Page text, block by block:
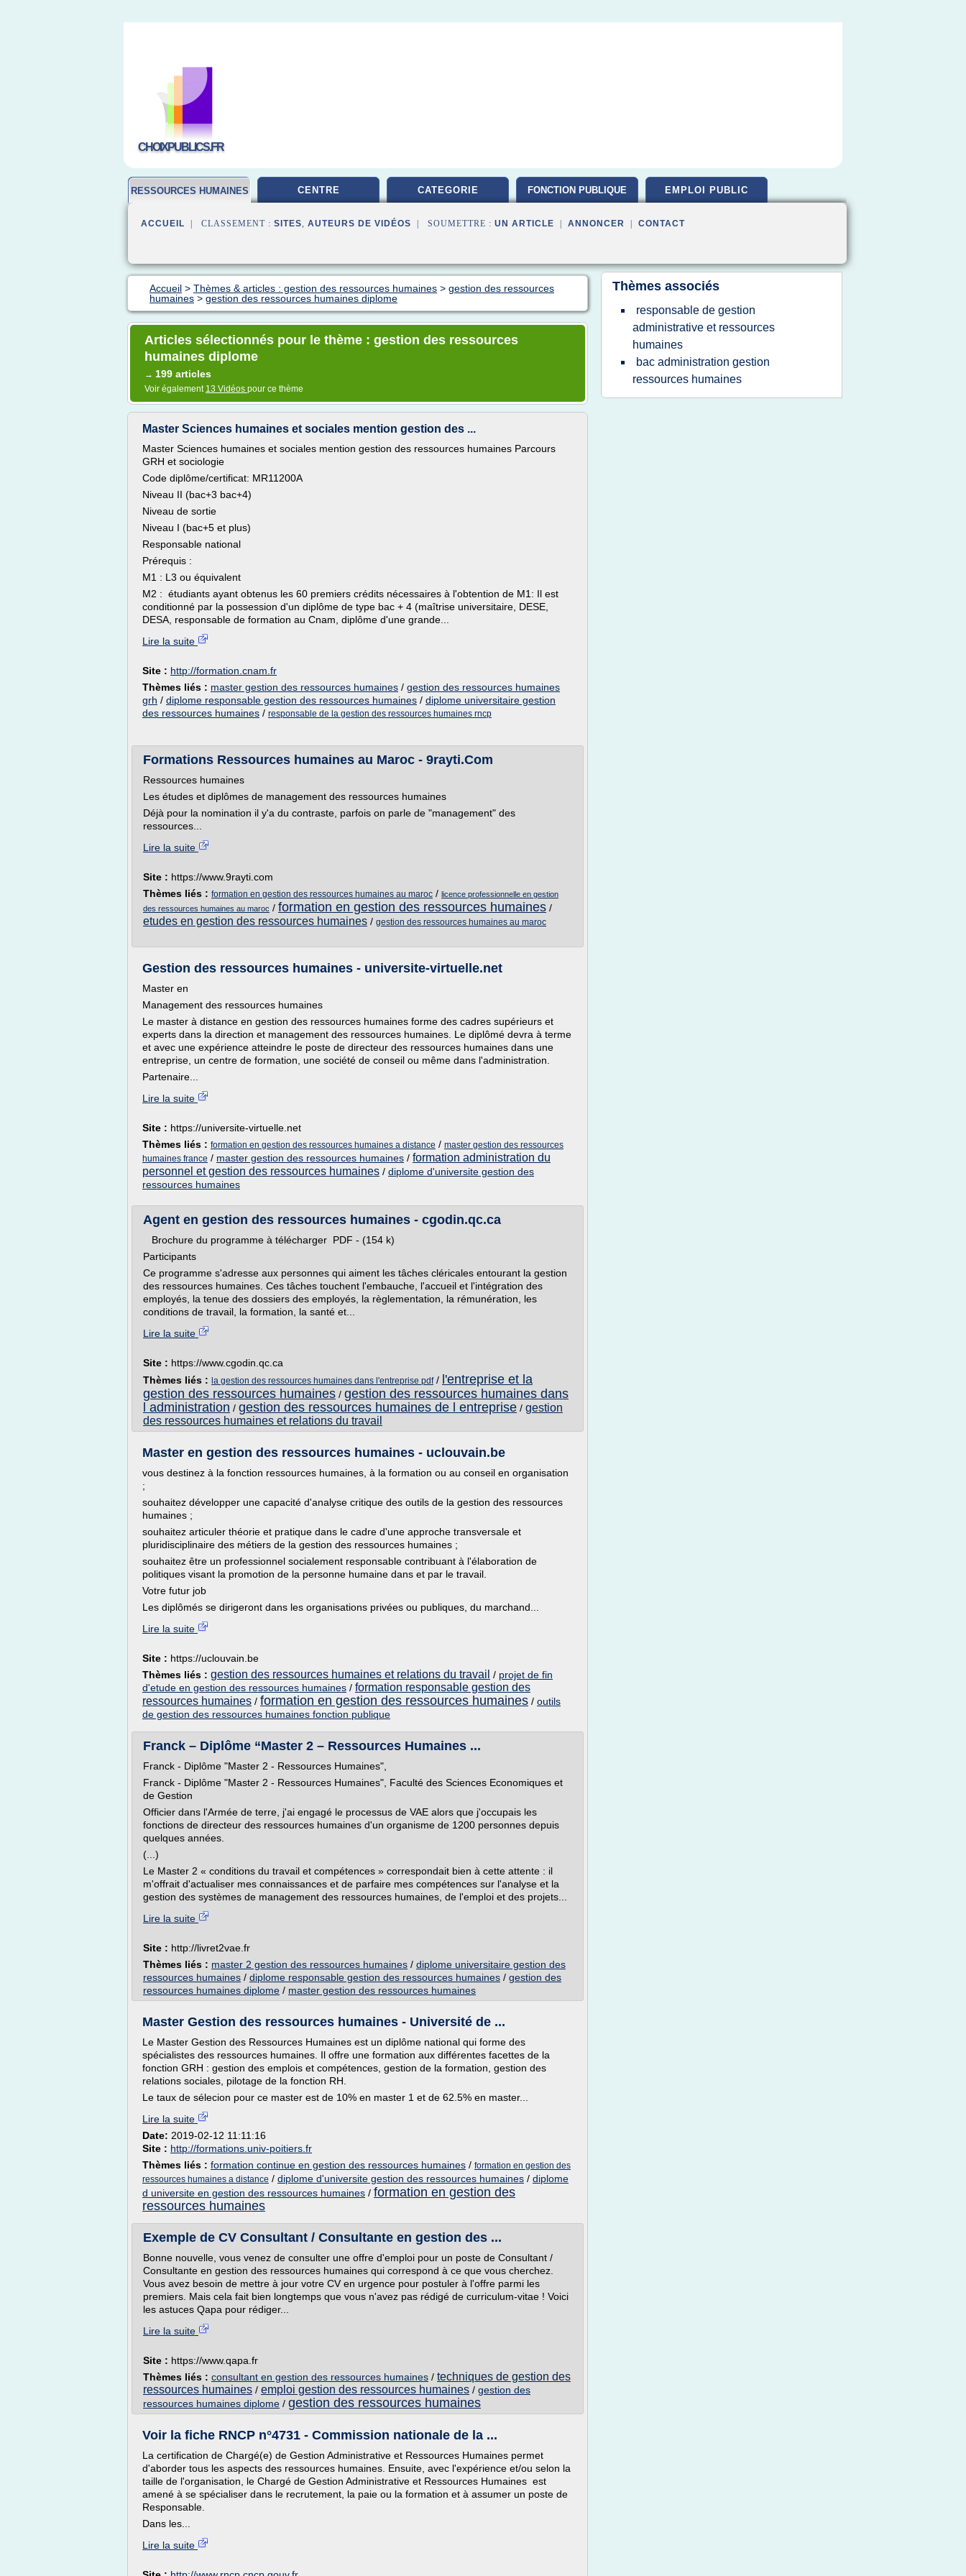
CHOIXPUBLICS.FR
RESSOURCES HUMAINES CENTRE CATEGORIE FONCTION PUBLIQUE EMPLOI PUBLIC
ACCUEIL | CLASSEMENT : SITES, AUTEURS DE VIDÉOS | SOUMETTRE : UN ARTICLE ANNONCER CONTACT
Accueil > Thèmes & articles : gestion des ressources humaines > gestion des ressources
humaines > gestion des ressources humaines diplome
Articles sélectionnés pour le thème : gestion des ressources
humaines diplome
→ 199 articles
Voir également 13 Vidéos pour ce thème
Master Sciences humaines et sociales mention gestion des ...
Master Sciences humaines et sociales mention gestion des ressources humaines Parcours
GRH et sociologie
Code diplôme/certificat: MR11200A
Niveau II (bac+3 bac+4)
Niveau de sortie
Niveau I (bac+5 et plus)
Responsable national
Prérequis :
M1 : L3 ou équivalent
M2 : étudiants ayant obtenus les 60 premiers crédits nécessaires à l'obtention de M1: Il est
conditionné par la possession d'un diplôme de type bac + 4 (maîtrise universitaire, DESE,
DESA, responsable de formation au Cnam, diplôme d'une grande...
Lire la suite
Site : http://formation.cnam.fr
Thèmes liés : master gestion des ressources humaines / gestion des ressources humaines
grh / diplome responsable gestion des ressources humaines / diplome universitaire gestion
des ressources humaines / responsable de la gestion des ressources humaines rncp
Formations Ressources humaines au Maroc - 9rayti.Com
Ressources humaines
Les études et diplômes de management des ressources humaines
Déjà pour la nomination il y'a du contraste, parfois on parle de "management" des
ressources...
Lire la suite
Site : https://www.9rayti.com
Thèmes liés : formation en gestion des ressources humaines au maroc / licence professionnelle en gestion
des ressources humaines au maroc / formation en gestion des ressources humaines /
etudes en gestion des ressources humaines / gestion des ressources humaines au maroc
Gestion des ressources humaines - universite-virtuelle.net
Master en
Management des ressources humaines
Le master à distance en gestion des ressources humaines forme des cadres supérieurs et
experts dans la direction et management des ressources humaines. Le diplômé devra à terme
et avec une expérience atteindre le poste de directeur des ressources humaines dans une
entreprise, un centre de formation, une société de conseil ou même dans l'administration.
Partenaire...
Lire la suite
Site : https://universite-virtuelle.net
Thèmes liés : formation en gestion des ressources humaines a distance / master gestion des ressources
humaines france / master gestion des ressources humaines / formation administration du
personnel et gestion des ressources humaines / diplome d'universite gestion des
ressources humaines
Agent en gestion des ressources humaines - cgodin.qc.ca
Brochure du programme à télécharger PDF - (154 k)
Participants
Ce programme s'adresse aux personnes qui aiment les tâches cléricales entourant la gestion
des ressources humaines. Ces tâches touchent l'embauche, l'accueil et l'intégration des
employés, la tenue des dossiers des employés, la règlementation, la rémunération, les
conditions de travail, la formation, la santé et...
Lire la suite
Site : https://www.cgodin.qc.ca
Thèmes liés : la gestion des ressources humaines dans l'entreprise pdf/ l'entreprise et la
gestion des ressources humaines / gestion des ressources humaines dans
l administration / gestion des ressources humaines de l entreprise / gestion
des ressources humaines et relations du travail
Master en gestion des ressources humaines - uclouvain.be
vous destinez à la fonction ressources humaines, à la formation ou au conseil en organisation
;
souhaitez développer une capacité d'analyse critique des outils de la gestion des ressources
humaines ;
souhaitez articuler théorie et pratique dans le cadre d'une approche transversale et
pluridisciplinaire des métiers de la gestion des ressources humaines ;
souhaitez être un professionnel socialement responsable contribuant à l'élaboration de
politiques visant la promotion de la personne humaine dans et par le travail.
Votre futur job
Les diplômés se dirigeront dans les organisations privées ou publiques, du marchand...
Lire la suite
Site : https://uclouvain.be
Thèmes liés : gestion des ressources humaines et relations du travail / projet de fin
d'etude en gestion des ressources humaines / formation responsable gestion des
ressources humaines / formation en gestion des ressources humaines / outils
de gestion des ressources humaines fonction publique
Franck – Diplôme “Master 2 – Ressources Humaines ...
Franck - Diplôme "Master 2 - Ressources Humaines",
Franck - Diplôme "Master 2 - Ressources Humaines", Faculté des Sciences Economiques et
de Gestion
Officier dans l'Armée de terre, j'ai engagé le processus de VAE alors que j'occupais les
fonctions de directeur des ressources humaines d'un organisme de 1200 personnes depuis
quelques années.
(...)
Le Master 2 « conditions du travail et compétences » correspondait bien à cette attente : il
m'offrait d'actualiser mes connaissances et de parfaire mes compétences sur l'analyse et la
gestion des systèmes de management des ressources humaines, de l'emploi et des projets...
Lire la suite
Site : http://livret2vae.fr
Thèmes liés : master 2 gestion des ressources humaines / diplome universitaire gestion des
ressources humaines / diplome responsable gestion des ressources humaines / gestion des
ressources humaines diplome / master gestion des ressources humaines
Master Gestion des ressources humaines - Université de ...
Le Master Gestion des Ressources Humaines est un diplôme national qui forme des
spécialistes des ressources humaines. Il offre une formation aux différentes facettes de la
fonction GRH : gestion des emplois et compétences, gestion de la formation, gestion des
relations sociales, pilotage de la fonction RH.
Le taux de sélecion pour ce master est de 10% en master 1 et de 62.5% en master...
Lire la suite
Date: 2019-02-12 11:11:16
Site : http://formations.univ-poitiers.fr
Thèmes liés : formation continue en gestion des ressources humaines / formation en gestion des
ressources humaines a distance / diplome d'universite gestion des ressources humaines / diplome
d universite en gestion des ressources humaines / formation en gestion des
ressources humaines
Exemple de CV Consultant / Consultante en gestion des ...
Bonne nouvelle, vous venez de consulter une offre d'emploi pour un poste de Consultant /
Consultante en gestion des ressources humaines qui correspond à ce que vous cherchez.
Vous avez besoin de mettre à jour votre CV en urgence pour postuler à l'offre parmi les
premiers. Mais cela fait bien longtemps que vous n'avez pas rédigé de curriculum-vitae ! Voici
les astuces Qapa pour rédiger...
Lire la suite
Site : https://www.qapa.fr
Thèmes liés : consultant en gestion des ressources humaines / techniques de gestion des
ressources humaines / emploi gestion des ressources humaines / gestion des
ressources humaines diplome / gestion des ressources humaines
Voir la fiche RNCP n°4731 - Commission nationale de la ...
La certification de Chargé(e) de Gestion Administrative et Ressources Humaines permet
d'aborder tous les aspects des ressources humaines. Ensuite, avec l'expérience et/ou selon la
taille de l'organisation, le Chargé de Gestion Administrative et Ressources Humaines est
amené à se spécialiser dans le recrutement, la paie ou la formation et à assumer un poste de
Responsable.
Dans les...
Lire la suite
Thèmes associés
responsable de gestion
administrative et ressources
humaines
bac administration gestion
ressources humaines